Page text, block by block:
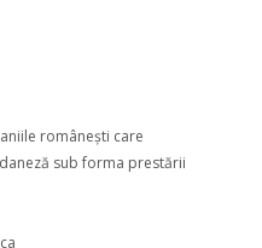
româneşti care
sub forma prestării